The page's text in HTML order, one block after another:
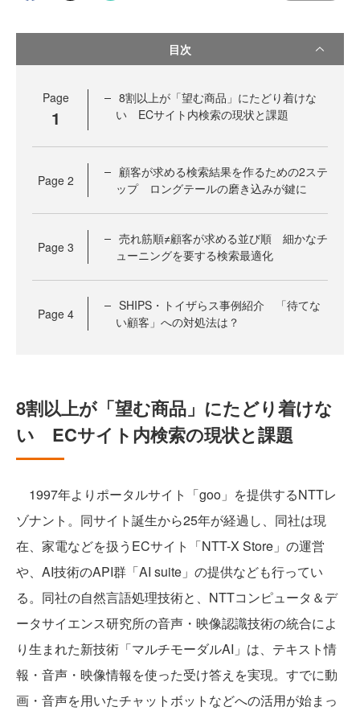
目次
Page
1
8割以上が「望む商品」にたどり着けな
い ECサイト内検索の現状と課題
Page 2
顧客が求める検索結果を作るための2ステ
ップ ロングテールの磨き込みが鍵に
Page 3
売れ筋順≠顧客が求める並び順 細かなチ
ューニングを要する検索最適化
Page 4
SHIPS・トイザらス事例紹介 「待てな
い顧客」への対処法は？
8割以上が「望む商品」にたどり着けな
い ECサイト内検索の現状と課題
1997年よりポータルサイト「goo」を提供するNTTレ
ゾナント。同サイト誕生から25年が経過し、同社は現
在、家電などを扱うECサイト「NTT-X Store」の運営
や、AI技術のAPI群「AI suite」の提供なども行ってい
る。同社の自然言語処理技術と、NTTコンピュータ＆デ
ータサイエンス研究所の音声・映像認識技術の統合によ
り生まれた新技術「マルチモーダルAI」は、テキスト情
報・音声・映像情報を使った受け答えを実現。すでに動
画・音声を用いたチャットボットなどへの活用が始まっ